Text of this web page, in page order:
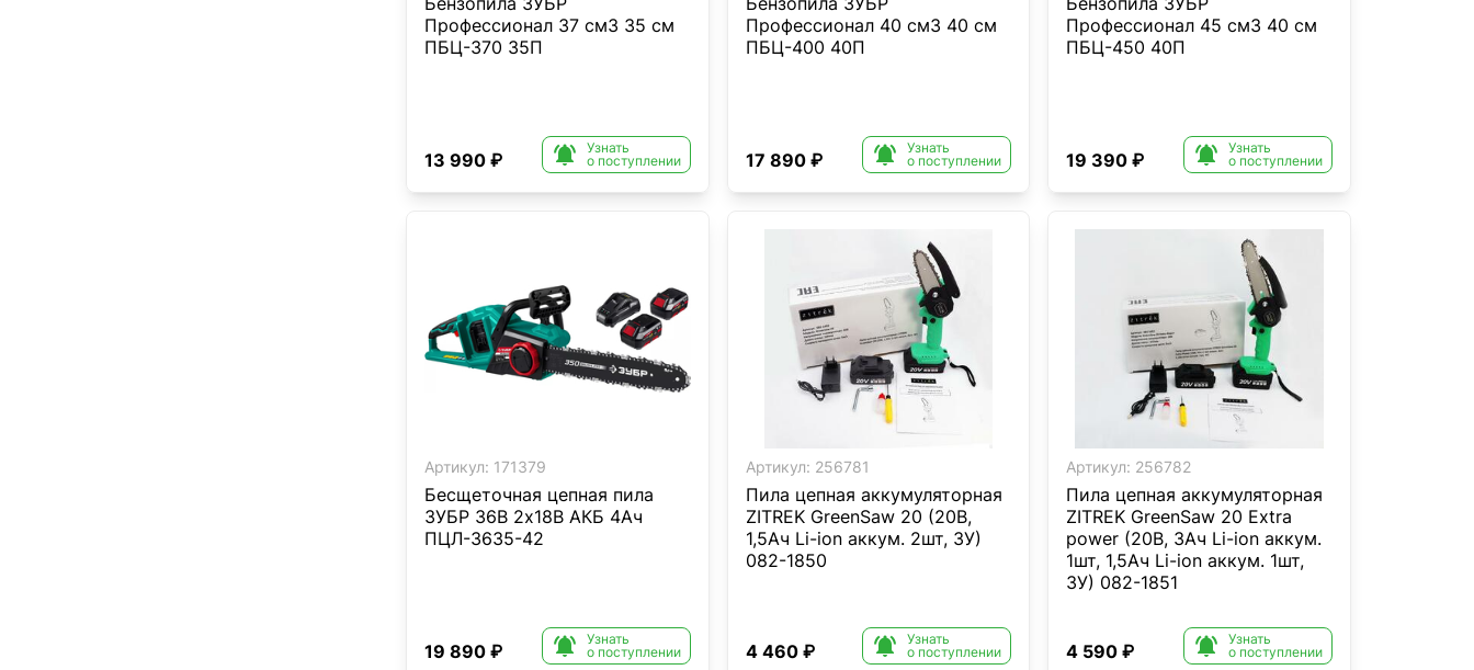
Профессионал 37 см3 35 см
ПБЦ-370 35П
13 990 ₽ 
Узнать
о поступлении
Профессионал 40 см3 40 см
ПБЦ-400 40П
17 890 ₽ 
Узнать
о поступлении
Профессионал 45 см3 40 см
ПБЦ-450 40П
19 390 ₽ 
Узнать
о поступлении
Артикул: 171379
Бесщеточная цепная пила
ЗУБР 36В 2х18В АКБ 4Ач
ПЦЛ-3635-42
19 890 ₽ 
Узнать
о поступлении
Артикул: 256781
Пила цепная аккумуляторная
ZITREK GreenSaw 20 (20В,
1,5Ач Li-ion аккум. 2шт, ЗУ)
082-1850
4 460 ₽ 
Узнать
о поступлении
Артикул: 256782
Пила цепная аккумуляторная
ZITREK GreenSaw 20 Extra
power (20В, 3Ач Li-ion аккум.
1шт, 1,5Ач Li-ion аккум. 1шт,
ЗУ) 082-1851
4 590 ₽ 
Узнать
о поступлении